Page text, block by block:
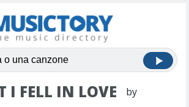
I FELL IN LOVE by